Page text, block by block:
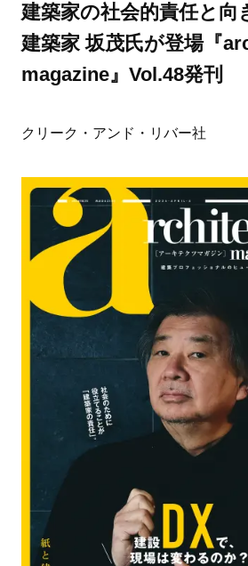
ママとパパに贈る「ジェンダーレ
ス学」
建築家の社会的責任と向
建築家 坂茂氏が登場『
magazine』Vol.48発刊
クリーク・アンド・リバー社